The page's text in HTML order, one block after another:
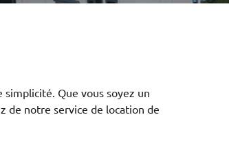
Que vous soyez un
de notre service de location de